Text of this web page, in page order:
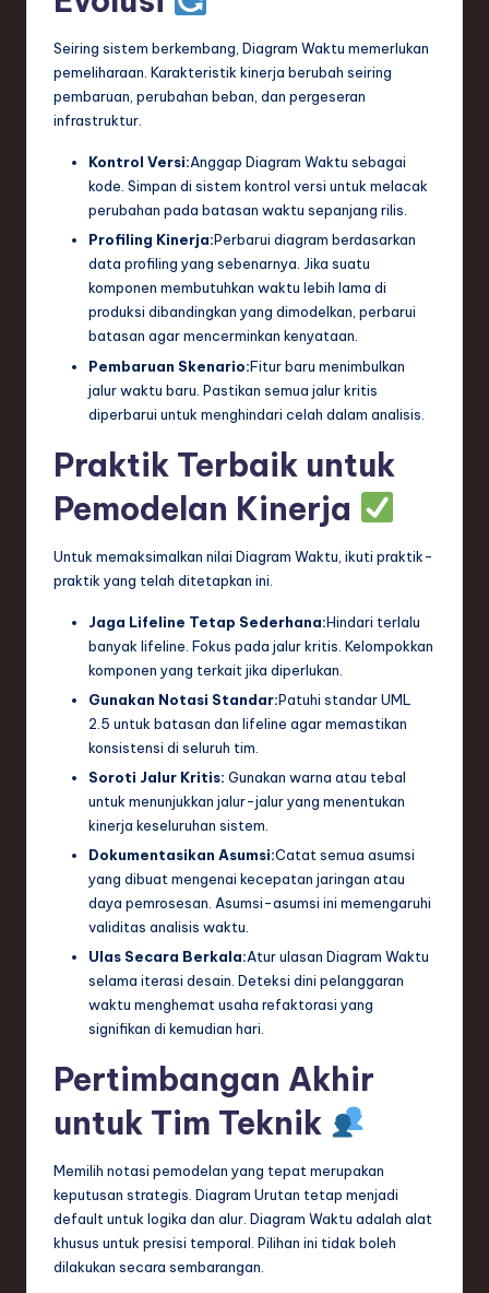
Seiring sistem berkembang, Diagram Waktu memerlukan
pemeliharaan. Karakteristik kinerja berubah seiring
pembaruan, perubahan beban, dan pergeseran
infrastruktur.
Kontrol Versi:Anggap Diagram Waktu sebagai
kode. Simpan di sistem kontrol versi untuk melacak
perubahan pada batasan waktu sepanjang rilis.
Profiling Kinerja:Perbarui diagram berdasarkan
data profiling yang sebenarnya. Jika suatu
komponen membutuhkan waktu lebih lama di
produksi dibandingkan yang dimodelkan, perbarui
batasan agar mencerminkan kenyataan.
Pembaruan Skenario:Fitur baru menimbulkan
jalur waktu baru. Pastikan semua jalur kritis
diperbarui untuk menghindari celah dalam analisis.
Praktik Terbaik untuk
Pemodelan Kinerja
Untuk memaksimalkan nilai Diagram Waktu, ikuti praktik-
praktik yang telah ditetapkan ini.
Jaga Lifeline Tetap Sederhana:Hindari terlalu
banyak lifeline. Fokus pada jalur kritis. Kelompokkan
komponen yang terkait jika diperlukan.
Gunakan Notasi Standar:Patuhi standar UML
2.5 untuk batasan dan lifeline agar memastikan
konsistensi di seluruh tim.
Soroti Jalur Kritis: Gunakan warna atau tebal
untuk menunjukkan jalur-jalur yang menentukan
kinerja keseluruhan sistem.
Dokumentasikan Asumsi:Catat semua asumsi
yang dibuat mengenai kecepatan jaringan atau
daya pemrosesan. Asumsi-asumsi ini memengaruhi
validitas analisis waktu.
Ulas Secara Berkala:Atur ulasan Diagram Waktu
selama iterasi desain. Deteksi dini pelanggaran
waktu menghemat usaha refaktorasi yang
signifikan di kemudian hari.
Pertimbangan Akhir
untuk Tim Teknik
Memilih notasi pemodelan yang tepat merupakan
keputusan strategis. Diagram Urutan tetap menjadi
default untuk logika dan alur. Diagram Waktu adalah alat
khusus untuk presisi temporal. Pilihan ini tidak boleh
dilakukan secara sembarangan.